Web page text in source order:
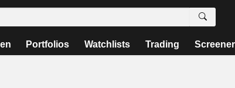
Portfolios Watchlists Trading Screener